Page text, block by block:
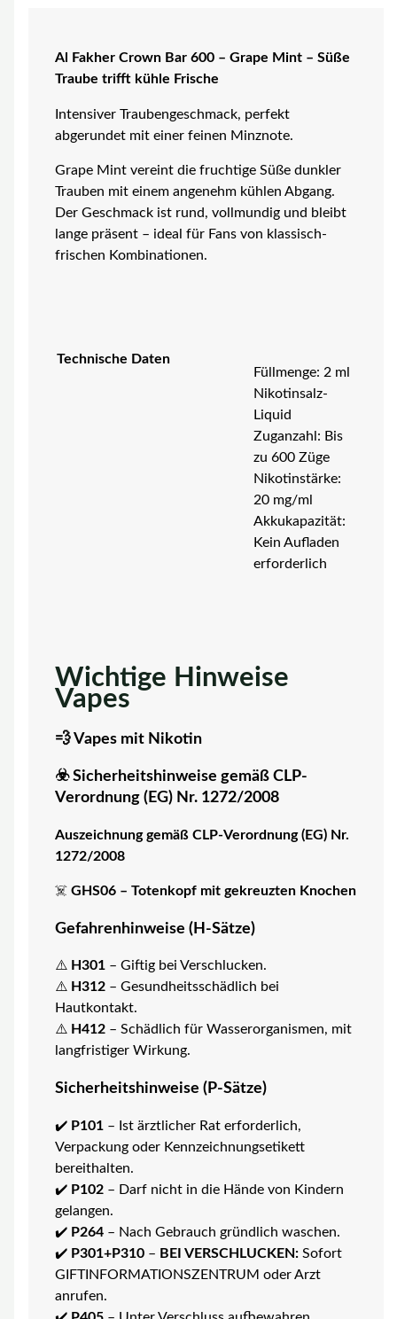
Al Fakher Crown Bar 600 – Grape Mint – Süße
Traube trifft kühle Frische
Intensiver Traubengeschmack, perfekt
abgerundet mit einer feinen Minznote.
Grape Mint vereint die fruchtige Süße dunkler
Trauben mit einem angenehm kühlen Abgang.
Der Geschmack ist rund, vollmundig und bleibt
lange präsent – ideal für Fans von klassisch-
frischen Kombinationen.
Technische Daten
Füllmenge: 2 ml
Nikotinsalz-
Liquid
Zuganzahl: Bis
zu 600 Züge
Nikotinstärke:
20 mg/ml
Akkukapazität:
Kein Aufladen
erforderlich
Wichtige Hinweise
Vapes
💨 Vapes mit Nikotin
☣️ Sicherheitshinweise gemäß CLP-
Verordnung (EG) Nr. 1272/2008
Auszeichnung gemäß CLP-Verordnung (EG) Nr.
1272/2008
☠️ GHS06 – Totenkopf mit gekreuzten Knochen
Gefahrenhinweise (H-Sätze)
⚠️ H301– Giftig bei Verschlucken.
⚠️ H312– Gesundheitsschädlich bei
Hautkontakt.
⚠️ H412– Schädlich für Wasserorganismen, mit
langfristiger Wirkung.
Sicherheitshinweise (P-Sätze)
✔️ P101– Ist ärztlicher Rat erforderlich,
Verpackung oder Kennzeichnungsetikett
bereithalten.
✔️ P102– Darf nicht in die Hände von Kindern
gelangen.
✔️ P264– Nach Gebrauch gründlich waschen.
✔️ P301+P310– BEI VERSCHLUCKEN:Sofort
GIFTINFORMATIONSZENTRUM oder Arzt
anrufen.